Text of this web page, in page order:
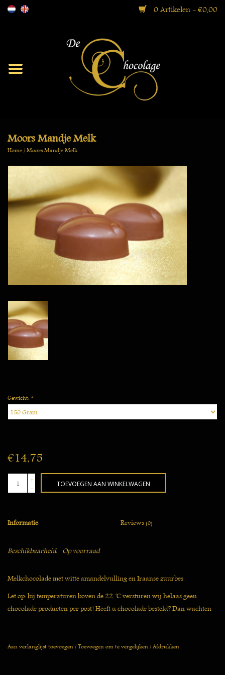
0 Artikelen - €0,00
Moorse Collectie
Ballotins
Geschenkdozen
Specialiteiten
Vegan
Moors Mandje Melk
Home/Moors Mandje Melk
Gewicht:*
€14,75
+
- TOEVOEGEN AAN WINKELWAGEN
Informatie Reviews(0)
Beschikbaarheid: Op voorraad
Melkchocolade met witte amandelvulling en Iraanse zuurbes.
Let op: bij temperaturen boven de 22 ̊C versturen wij helaas geen
chocolade producten per post! Heeft u chocolade besteld? Dan wachten
Aan verlanglijst toevoegen/Toevoegen om te vergelijken/Afdrukken